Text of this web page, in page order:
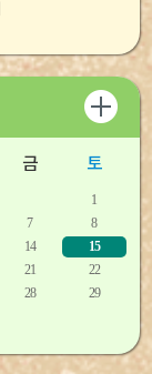
금 토
1
7
8
14
15
21
22
28
29